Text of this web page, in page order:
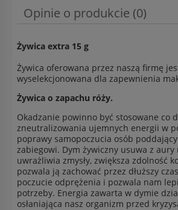
Opinie o produkcie (0)
Żywica extra 15 g
Żywica oferowana przez naszą firmę
wyselekcjonowana dla zapewnienia
Żywica o zapachu róży.
Okadzanie powinno być stosowane co
zneutralizowania ujemnych energii w
poprawy samopoczucia osób
zabiegowi. Dym żywiczny usuwa z aury
uwrażliwia zmysły, zwiększa zdolność
pozwala ją zachować przez dłuższy
poczucie odprężenia i pozwala nam
potrzeby. Energia zawarta w dymie
osłaniająca nasz organizm przed